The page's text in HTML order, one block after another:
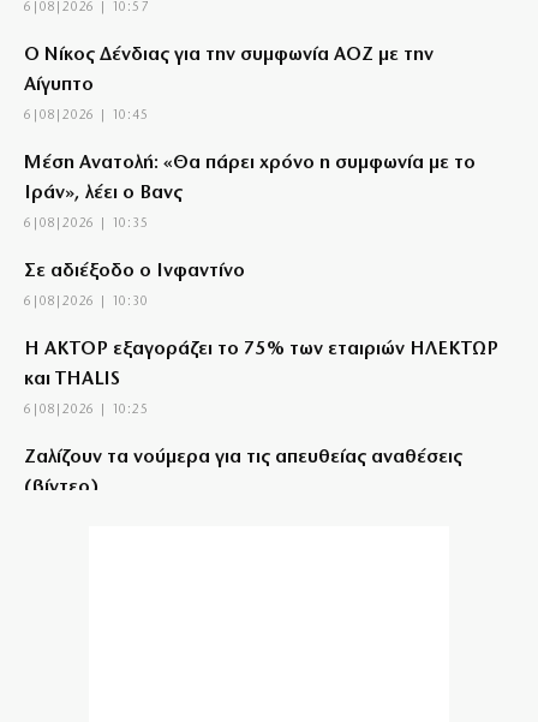
6|08|2026 | 10:57
Ο Νίκος Δένδιας για την συμφωνία ΑΟΖ με την
Αίγυπτο
6|08|2026 | 10:45
Μέση Ανατολή: «Θα πάρει χρόνο η συμφωνία με το
Ιράν», λέει ο Βανς
6|08|2026 | 10:35
Σε αδιέξοδο ο Ινφαντίνο
6|08|2026 | 10:30
Η ΑΚΤΟΡ εξαγοράζει το 75% των εταιριών ΗΛΕΚΤΩΡ
και THALIS
6|08|2026 | 10:25
Ζαλίζουν τα νούμερα για τις απευθείας αναθέσεις
(βίντεο)